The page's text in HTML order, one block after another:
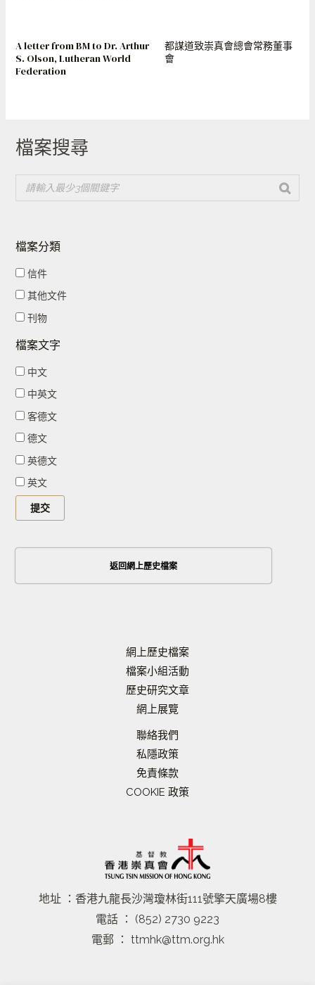
A letter from BM to Dr. Arthur
S. Olson, Lutheran World
Federation
都謀道致崇真會總會常務董事
會
檔案搜尋
檔案分類
信件
其他文件
刊物
檔案文字
中文
中英文
客德文
德文
英德文
英文
返回網上歷史檔案
網上歷史檔案
檔案小組活動
歷史研究文章
網上展覽
聯絡我們
私隱政策
免責條款
COOKIE 政策
地址 ：香港九龍長沙灣瓊林街111號擎天廣場8樓
電話 ： (852) 2730 9223
電郵 ： ttmhk@ttm.org.hk